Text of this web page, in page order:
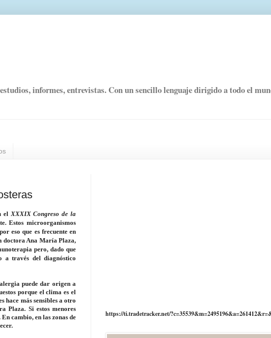
informes, entrevistas. Con un sencillo lenguaje dirigido a todo el
elXXXIX Congreso de la
Estos microorganismos
eso que es frecuente en
doctora Ana María Plaza,
pero, dado que
a través del diagnóstico
puede dar origen a
porque el clima es el
hace más sensibles a otro
Plaza. Si estos menores
cambio, en las zonas de
https://ti.tradetracker.net/